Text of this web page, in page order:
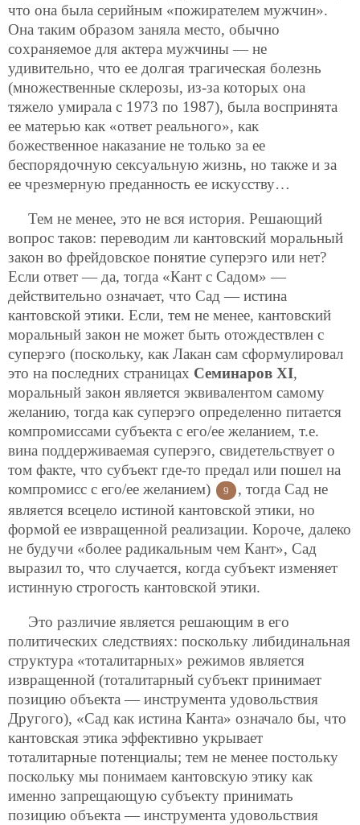
что она была серийным «пожирателем мужчин».
Она таким образом заняла место, обычно
сохраняемое для актера мужчины — не
удивительно, что ее долгая трагическая болезнь
(множественные склерозы, из-за которых она
тяжело умирала с 1973 по 1987), была воспринята
ее матерью как «ответ реального», как
божественное наказание не только за ее
беспорядочную сексуальную жизнь, но также и за
ее чрезмерную преданность ее искусству…
Тем не менее, это не вся история. Решающий
вопрос таков: переводим ли кантовский моральный
закон во фрейдовское понятие суперэго или нет?
Если ответ — да, тогда «Кант с Садом» —
действительно означает, что Сад — истина
кантовской этики. Если, тем не менее, кантовский
моральный закон не может быть отождествлен с
суперэго (поскольку, как Лакан сам сформулировал
это на последних страницах Семинаров XI,
моральный закон является эквивалентом самому
желанию, тогда как суперэго определенно питается
компромиссами субъекта с его/ее желанием, т.е.
вина поддерживаемая суперэго, свидетельствует о
том факте, что субъект где-то предал или пошел на
компромисс с его/ее желанием)
9
, тогда Сад не
является всецело истиной кантовской этики, но
формой ее извращенной реализации. Короче, далеко
не будучи «более радикальным чем Кант», Сад
выразил то, что случается, когда субъект изменяет
истинную строгость кантовской этики.
Это различие является решающим в его
политических следствиях: поскольку либидинальная
структура «тоталитарных» режимов является
извращенной (тоталитарный субъект принимает
позицию объекта — инструмента удовольствия
Другого), «Сад как истина Канта» означало бы, что
кантовская этика эффективно укрывает
тоталитарные потенциалы; тем не менее постольку
поскольку мы понимаем кантовскую этику как
именно запрещающую субъекту принимать
позицию объекта — инструмента удовольствия